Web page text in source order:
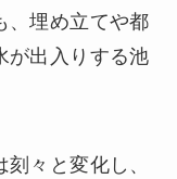
、埋め立てや都
が出入りする池
々と変化し、